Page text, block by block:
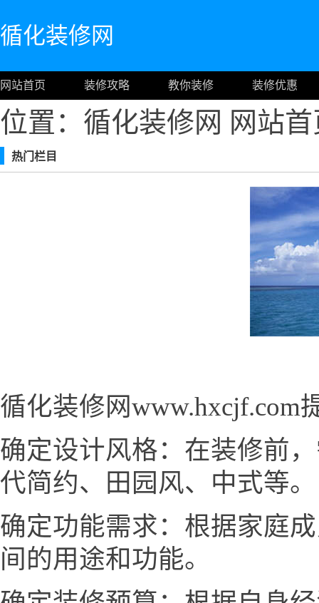
循化装修网
网站首页 装修攻略 教你装修 装修优惠
位置：循化装修网 网站
热门栏目
循化装修网www.hxcjf.com
确定设计风格：在装修前
代简约、田园风、中式等。
确定功能需求：根据家庭
间的用途和功能。